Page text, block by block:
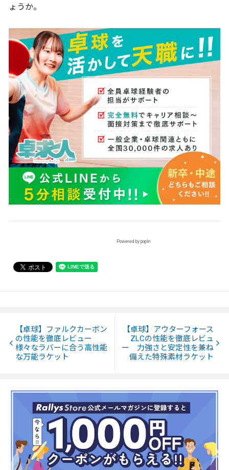
ょうか。
Powered by popIn
【卓球】ファルクカーボン
の性能を徹底レビュー
様々なラバーに合う高性能
な万能ラケット
【卓球】アウターフォース
ZLCの性能を徹底レビュ
ー 力強さと安定性を兼ね
備えた特殊素材ラケット